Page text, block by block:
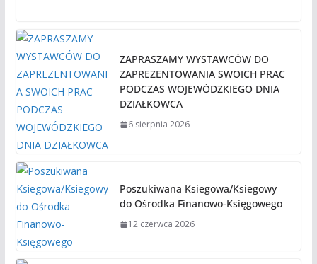
ZAPRASZAMY WYSTAWCÓW DO
ZAPREZENTOWANIA SWOICH PRAC
PODCZAS WOJEWÓDZKIEGO DNIA
DZIAŁKOWCA
6 sierpnia 2026
Poszukiwana Ksiegowa/Ksiegowy
do Ośrodka Finanowo-Księgowego
12 czerwca 2026